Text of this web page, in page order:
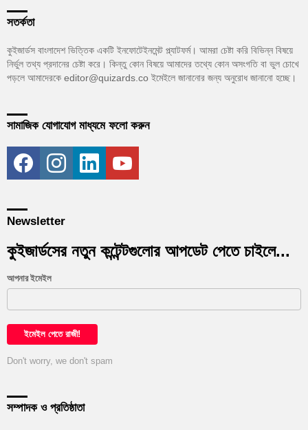
সতর্কতা
কুইজার্ডস বাংলাদেশ ভিত্তিক একটি ইনফোটেইনমেন্ট প্ল্যাটফর্ম। আমরা চেষ্টা করি বিভিন্ন বিষয়ে
নির্ভুল তথ্য প্রদানের চেষ্টা করে। কিন্তু কোন বিষয়ে আমাদের তথ্যে কোন অসংগতি বা ভুল চোখে
পড়লে আমাদেরকে editor@quizards.co ইমেইলে জানানোর জন্য অনুরোধ জানানো হচ্ছে।
সামাজিক যোগাযোগ মাধ্যমে ফলো করুন
facebookinstagramlinkedin youtube
Newsletter
কুইজার্ডসের নতুন কন্টেন্টগুলোর আপডেট পেতে চাইলে...
আপনার ইমেইল
Don't worry, we don't spam
সম্পাদক ও প্রতিষ্ঠাতা